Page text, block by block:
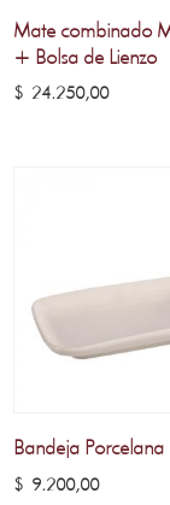
Mate combinado
+ Bolsa de Lienzo
$ 24.250,00
Bandeja Porcelana
$ 9.200,00